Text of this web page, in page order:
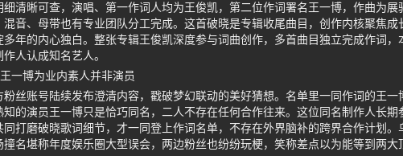
清晰可查，演唱、第一作词人均为王俊凯，第二位作词署名王一博，作曲为展
音、母带也有专业团队分工完成。这首破晓是专辑收尾曲目，创作内核聚焦成
年的内心独白。整张专辑王俊凯深度参与词曲创作，多首曲目独立完成作词，
人认成知名艺人。
一博为业内素人并非演员
丝账号陆续发布澄清内容，戳破梦幻联动的美好猜想。名单里一同作词的王一
的演员王一博只是恰巧同名，二人不存在任何合作往来。这位同名制作人长期
打磨破晓歌词细节，才一同登上作词名单，不存在外界脑补的跨界合作计划。
名堪称年度娱乐圈大型误会，两边粉丝也纷纷玩梗，笑称差点以为能等到两大